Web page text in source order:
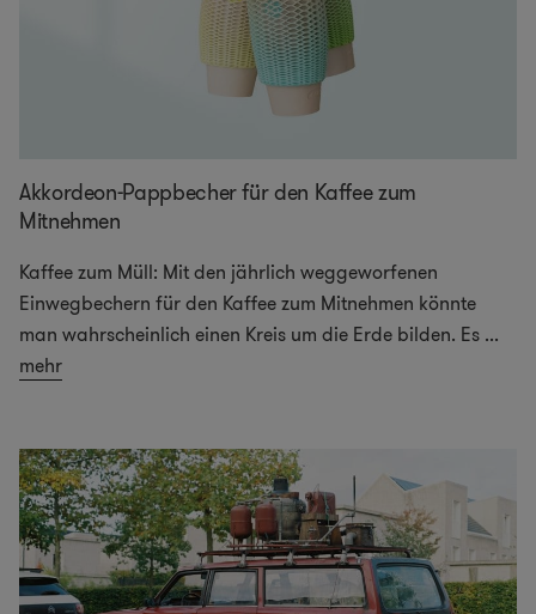
Akkordeon-Pappbecher für den Kaffee zum
Mitnehmen
Kaffee zum Müll: Mit den jährlich weggeworfenen
Einwegbechern für den Kaffee zum Mitnehmen könnte
man wahrscheinlich einen Kreis um die Erde bilden. Es ...
mehr